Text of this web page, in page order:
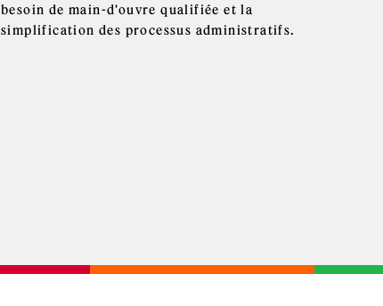
besoin de main-d'ouvre qualifiée et la
simplification des processus administratifs.